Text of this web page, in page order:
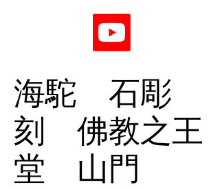
海駝 石彫
刻 佛教之王
堂 山門